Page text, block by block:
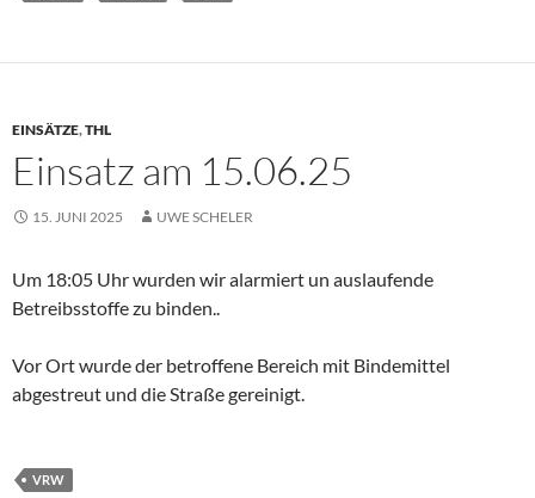
EINSÄTZE,THL
Einsatz am 15.06.25
15. JUNI 2025 UWE SCHELER
Um 18:05 Uhr wurden wir alarmiert un auslaufende
Betreibsstoffe zu binden..
Vor Ort wurde der betroffene Bereich mit Bindemittel
abgestreut und die Straße gereinigt.
VRW